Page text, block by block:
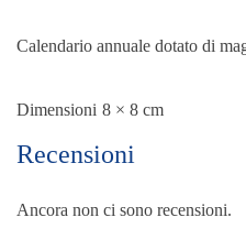
Calendario annuale dotato di
Dimensioni 8 × 8 cm
Recensioni
Ancora non ci sono recensioni.